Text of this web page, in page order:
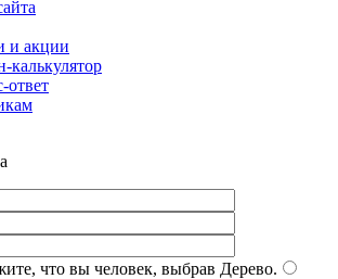
и акции
калькулятор
ответ
что вы человек, выбрав Дерево.